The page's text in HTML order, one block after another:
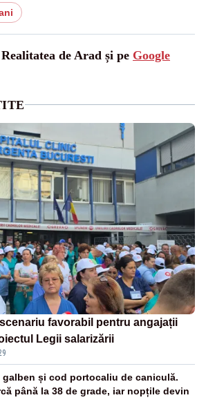
de Arad și pe Google
favorabil pentru angajații
Legii salarizării
galben și cod portocaliu de caniculă.
până la 38 de grade, iar nopțile devin